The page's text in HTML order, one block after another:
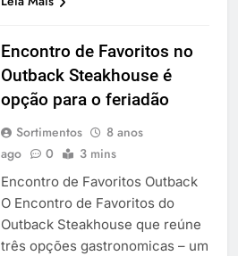
Encontro de Favoritos no
Outback Steakhouse é
opção para o feriadão
Sortimentos
8 anos
ago
0 3 mins
Encontro de Favoritos Outback
O Encontro de Favoritos do
Outback Steakhouse que reúne
três opções gastronomicas – um